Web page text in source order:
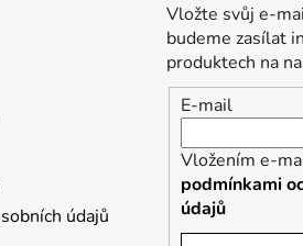
údajů
Vložte svůj e-
budeme zasílat
produktech na
E-mail
Vložením e-
podmínkami
údajů